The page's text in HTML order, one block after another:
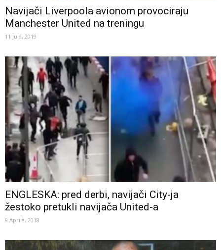
Navijači Liverpoola avionom provociraju
Manchester United na treningu
11 Jula, 2019
ENGLESKA: pred derbi, navijači City-ja
žestoko pretukli navijača United-a
9 Aprila, 2018